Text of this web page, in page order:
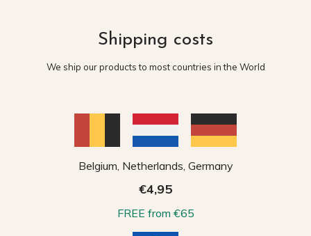
Shipping costs
We ship our products to most countries in the World
Belgium, Netherlands, Germany
€4,95
FREE from €65